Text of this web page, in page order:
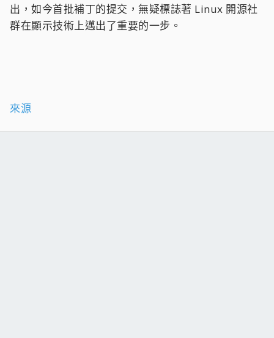
出，如今首批補丁的提交，無疑標誌著 Linux 開源社
群在顯示技術上邁出了重要的一步。
來源